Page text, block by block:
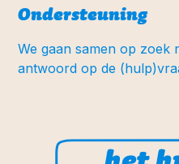
Ondersteuning
We gaan samen op zoek
antwoord op de